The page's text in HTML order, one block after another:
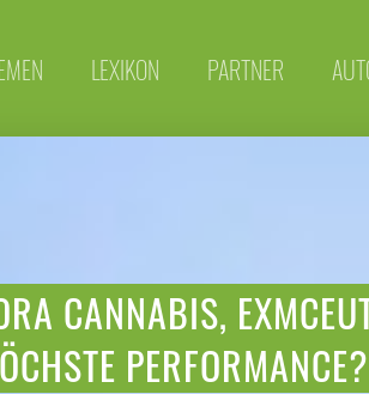
LEXIKON PARTNER
CANNABIS,
PERFORMANCE?